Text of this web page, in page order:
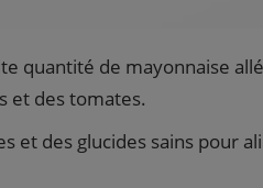
quantité de mayonnaise
et des tomates.
et des glucides sains pour